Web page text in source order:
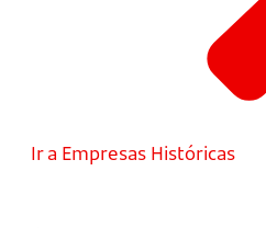
Ir a Empresas Históricas